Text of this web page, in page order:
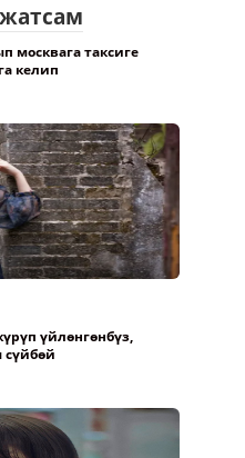
москвага таксиге
келип
үйлөнгөнбүз,